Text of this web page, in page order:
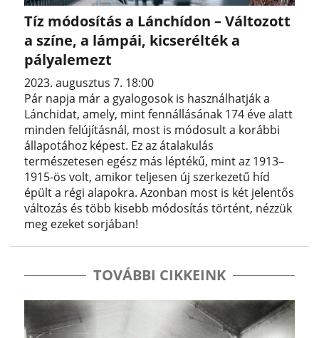
Tíz módosítás a Lánchídon – Változott
a színe, a lámpái, kicserélték a
pályalemezt
2023. augusztus 7. 18:00
Pár napja már a gyalogosok is használhatják a
Lánchidat, amely, mint fennállásának 174 éve alatt
minden felújításnál, most is módosult a korábbi
állapotához képest. Ez az átalakulás
természetesen egész más léptékű, mint az 1913–
1915-ös volt, amikor teljesen új szerkezetű híd
épült a régi alapokra. Azonban most is két jelentős
változás és több kisebb módosítás történt, nézzük
meg ezeket sorjában!
TOVÁBBI CIKKEINK